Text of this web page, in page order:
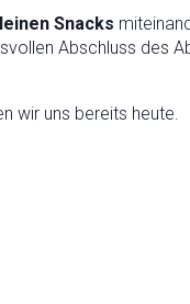
Snacks
Abschluss des
wir uns bereits heute.